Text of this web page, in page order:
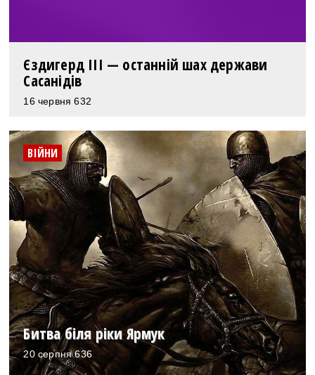
Єздигерд III — останній шах держави
Сасанідів
16 червня 632
ВІЙНИ
Битва біля ріки Ярмук
20 серпня 636